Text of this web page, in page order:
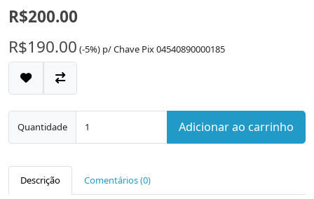
R$200.00
R$190.00 (-5%) p/Chave Pix 04540890000185
Quantidade Adicionar ao carrinho
Descrição Comentários (0)